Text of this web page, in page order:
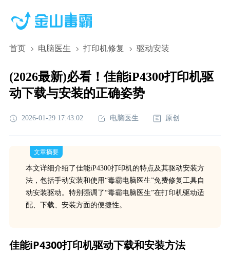
首页 电脑医生 打印机修复 驱动安装
(2026最新)必看！佳能iP4300打印机驱
动下载与安装的正确姿势
2026-01-29 17:43:02 电脑医生 原创
文章摘要
本文详细介绍了佳能iP4300打印机的特点及其驱动安装方
法，包括手动安装和使用“毒霸电脑医生”免费修复工具自
动安装驱动。特别强调了“毒霸电脑医生”在打印机驱动适
配、下载、安装方面的便捷性。
佳能iP4300打印机驱动下载和安装方法